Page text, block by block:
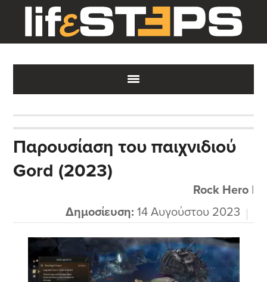
main
content
primary
sidebar
footer
Παρουσίαση του παιχνιδιού
Gord (2023)
Rock Hero|
Δημοσίευση: 14 Αυγούστου 2023